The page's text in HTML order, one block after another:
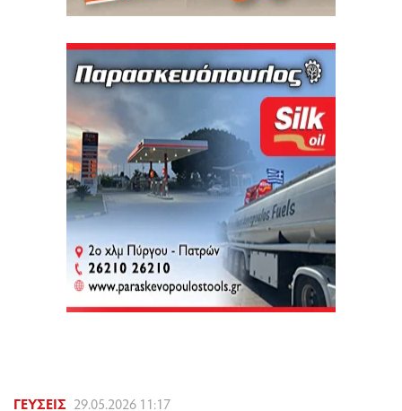
ΓΕΎΣΕΙΣ 29.05.2026 11:17